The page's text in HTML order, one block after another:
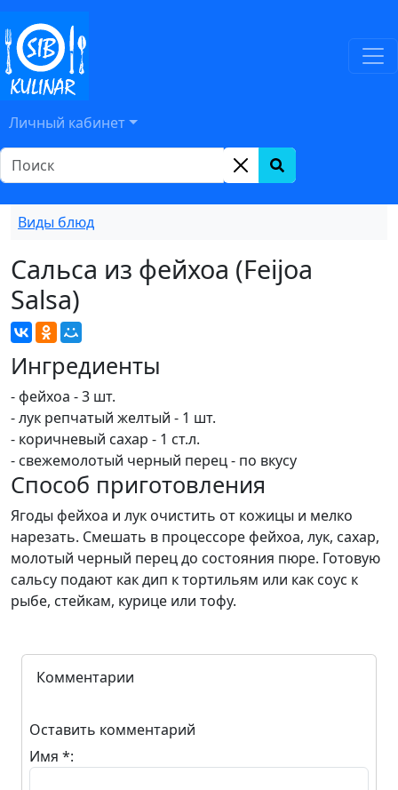
Личный кабинет
Виды блюд
Сальса из фейхоа (Feijoa
Salsa)
Ингредиенты
- фейхоа - 3 шт.
- лук репчатый желтый - 1 шт.
- коричневый сахар - 1 ст.л.
- свежемолотый черный перец - по вкусу
Способ приготовления
Ягоды фейхоа и лук очистить от кожицы и мелко
нарезать. Смешать в процессоре фейхоа, лук, сахар,
молотый черный перец до состояния пюре. Готовую
сальсу подают как дип к тортильям или как соус к
рыбе, стейкам, курице или тофу.
Комментарии
Оставить комментарий
Имя *: